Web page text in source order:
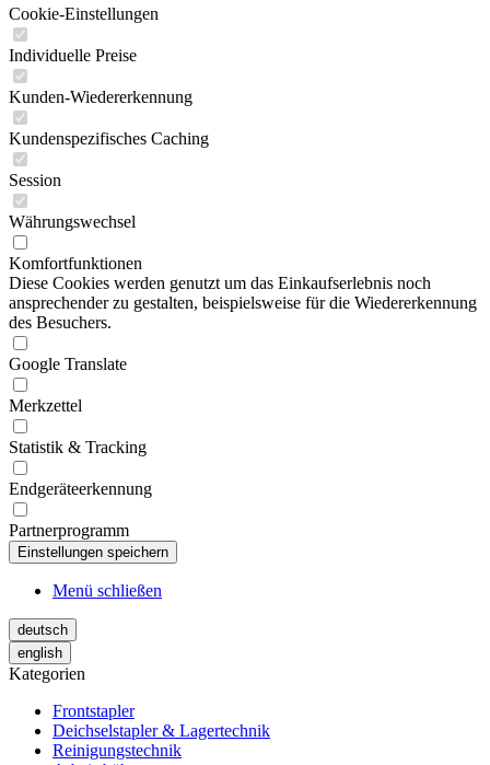
Cookie-Einstellungen
Individuelle Preise
Kunden-Wiedererkennung
Kundenspezifisches Caching
Session
Währungswechsel
Komfortfunktionen
Diese Cookies werden genutzt um das Einkaufserlebnis noch
ansprechender zu gestalten, beispielsweise für die Wiedererkennung
des Besuchers.
Google Translate
Merkzettel
Statistik & Tracking
Endgeräteerkennung
Partnerprogramm
Menü schließen
deutsch
english
Kategorien
Frontstapler
Deichselstapler & Lagertechnik
Reinigungstechnik